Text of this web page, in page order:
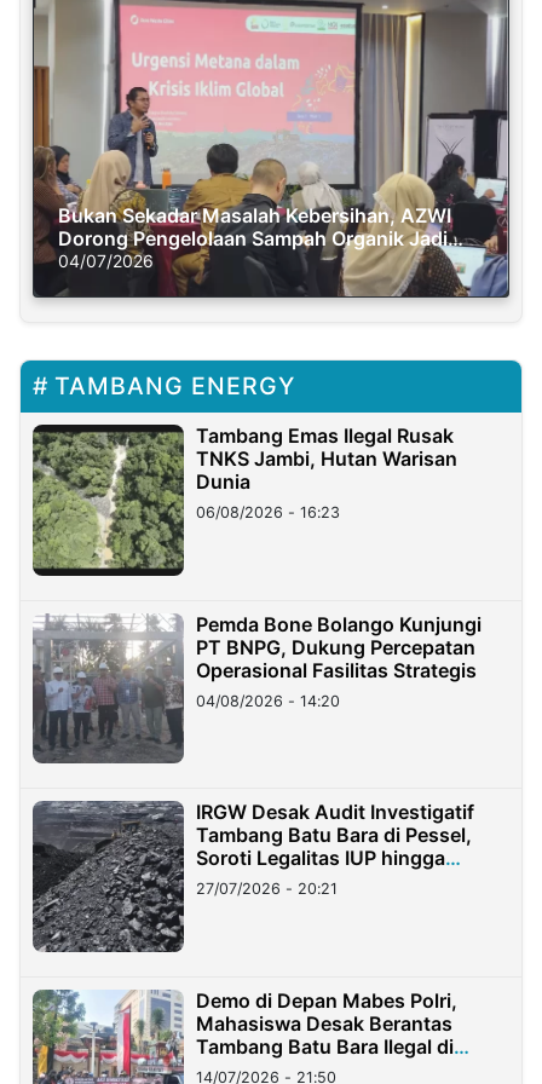
Bukan Sekadar Masalah Kebersihan, AZWI
Dorong Pengelolaan Sampah Organik Jadi
Solusi Krisis Iklim
04/07/2026
TAMBANG ENERGY
Tambang Emas Ilegal Rusak
TNKS Jambi, Hutan Warisan
Dunia
06/08/2026 - 16:23
Pemda Bone Bolango Kunjungi
PT BNPG, Dukung Percepatan
Operasional Fasilitas Strategis
04/08/2026 - 14:20
IRGW Desak Audit Investigatif
Tambang Batu Bara di Pessel,
Soroti Legalitas IUP hingga
Stockpile
27/07/2026 - 20:21
Demo di Depan Mabes Polri,
Mahasiswa Desak Berantas
Tambang Batu Bara Ilegal di
Lampung
14/07/2026 - 21:50